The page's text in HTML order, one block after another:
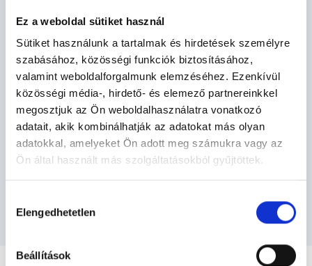
Ez a weboldal sütiket használ
Sütiket használunk a tartalmak és hirdetések személyre
szabásához, közösségi funkciók biztosításához,
valamint weboldalforgalmunk elemzéséhez. Ezenkívül
közösségi média-, hirdető- és elemező partnereinkkel
megosztjuk az Ön weboldalhasználatra vonatkozó
adatait, akik kombinálhatják az adatokat más olyan
adatokkal, amelyeket Ön adott meg számukra vagy az
Ön által használt más szolgáltatásokból gyűjtöttek.
kiválasztása
Elengedhetetlen
Beállítások
KÉK DUNA AUTÓSKEMPING